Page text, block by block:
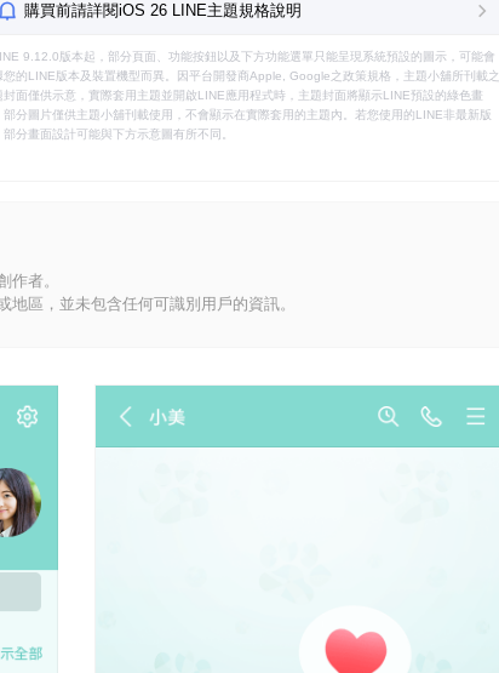
購買前請詳閱iOS 26 LINE主題規格說明
9.12.0版本起，部分頁面、功能按鈕以及下方功能選單只能呈現系統預設的圖示，可能會
您的LINE版本及裝置機型而異。因平台開發商Apple, Google之政策規格，主題小舖所刊載之
封面僅供示意，實際套用主題並開啟LINE應用程式時，主題封面將顯示LINE預設的綠色畫
部分圖片僅供主題小舖刊載使用，不會顯示在實際套用的主題內。若您使用的LINE非最新版
部分畫面設計可能與下方示意圖有所不同。
作者。
區，並未包含任何可識別用戶的資訊。